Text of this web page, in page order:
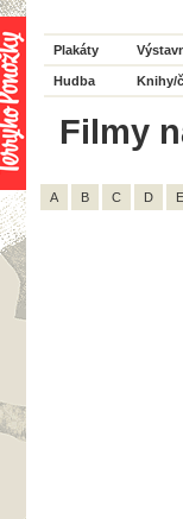
Plakáty
Hudba Knihy/
Filmy
A B C D E